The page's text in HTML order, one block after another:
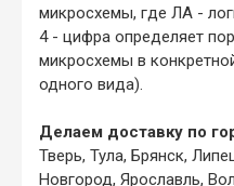
микросхемы, где ЛА -
4 - цифра определяет
микросхемы в
одного вида).
Делаем доставку по
Тверь, Тула, Брянск,
Новгород, Ярославль,